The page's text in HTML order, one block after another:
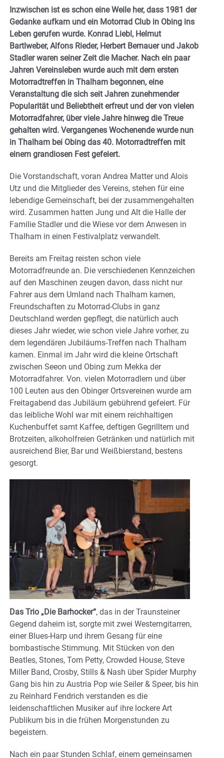
Inzwischen ist es schon eine Weile her, dass 1981 der
Gedanke aufkam und ein Motorrad Club in Obing ins
Leben gerufen wurde. Konrad Liebl, Helmut
Bartlweber, Alfons Rieder, Herbert Bernauer und Jakob
Stadler waren seiner Zeit die Macher. Nach ein paar
Jahren Vereinsleben wurde auch mit dem ersten
Motorradtreffen in Thalham begonnen, eine
Veranstaltung die sich seit Jahren zunehmender
Popularität und Beliebtheit erfreut und der von vielen
Motorradfahrer, über viele Jahre hinweg die Treue
gehalten wird. Vergangenes Wochenende wurde nun
in Thalham bei Obing das 40. Motorradtreffen mit
einem grandiosen Fest gefeiert.
Die Vorstandschaft, voran Andrea Matter und Alois
Utz und die Mitglieder des Vereins, stehen für eine
lebendige Gemeinschaft, bei der zusammengehalten
wird. Zusammen hatten Jung und Alt die Halle der
Familie Stadler und die Wiese vor dem Anwesen in
Thalham in einen Festivalplatz verwandelt.
Bereits am Freitag reisten schon viele
Motorradfreunde an. Die verschiedenen Kennzeichen
auf den Maschinen zeugen davon, dass nicht nur
Fahrer aus dem Umland nach Thalham kamen,
Freundschaften zu Motorrad-Clubs in ganz
Deutschland werden gepflegt, die natürlich auch
dieses Jahr wieder, wie schon viele Jahre vorher, zu
dem legendären Jubiläums-Treffen nach Thalham
kamen. Einmal im Jahr wird die kleine Ortschaft
zwischen Seeon und Obing zum Mekka der
Motorradfahrer. Von. vielen Motorradlern und über
100 Leuten aus den Obinger Ortsvereinen wurde am
Freitagabend das Jubiläum gebührend gefeiert. Für
das leibliche Wohl war mit einem reichhaltigen
Kuchenbuffet samt Kaffee, deftigen Gegrilltem und
Brotzeiten, alkoholfreien Getränken und natürlich mit
ausreichend Bier, Bar und Weißbierstand, bestens
gesorgt.
Das Trio „Die Barhocker“, das in der Traunsteiner
Gegend daheim ist, sorgte mit zwei Westerngitarren,
einer Blues-Harp und ihrem Gesang für eine
bombastische Stimmung. Mit Stücken von den
Beatles, Stones, Tom Petty, Crowded House, Steve
Miller Band, Crosby, Stills & Nash über Spider Murphy
Gang bis hin zu Austria Pop wie Seiler & Speer, bis hin
zu Reinhard Fendrich verstanden es die
leidenschaftlichen Musiker auf ihre lockere Art
Publikum bis in die frühen Morgenstunden zu
begeistern.
Nach ein paar Stunden Schlaf, einem gemeinsamen